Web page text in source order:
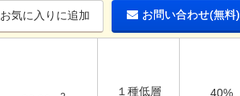
お気に入りに追加 お問い合わせ(無料)
１種低層
40%